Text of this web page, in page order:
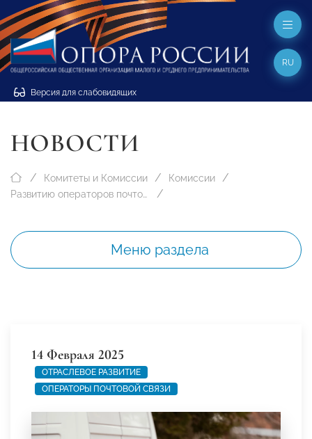
Версия для слабовидящих
RU
НОВОСТИ
Комитеты и Комиссии
Комиссии
Развитию операторов почтовой связи
Меню раздела
14 Февраля 2025
ОТРАСЛЕВОЕ РАЗВИТИЕ
ОПЕРАТОРЫ ПОЧТОВОЙ СВЯЗИ